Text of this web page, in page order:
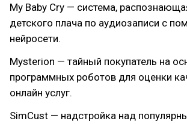
My Baby Cry — система,
детского плача по аудиозаписи с
нейросети.
Mysterion — тайный покупатель на
программных роботов для оценки
онлайн услуг.
SimCust — надстройка над